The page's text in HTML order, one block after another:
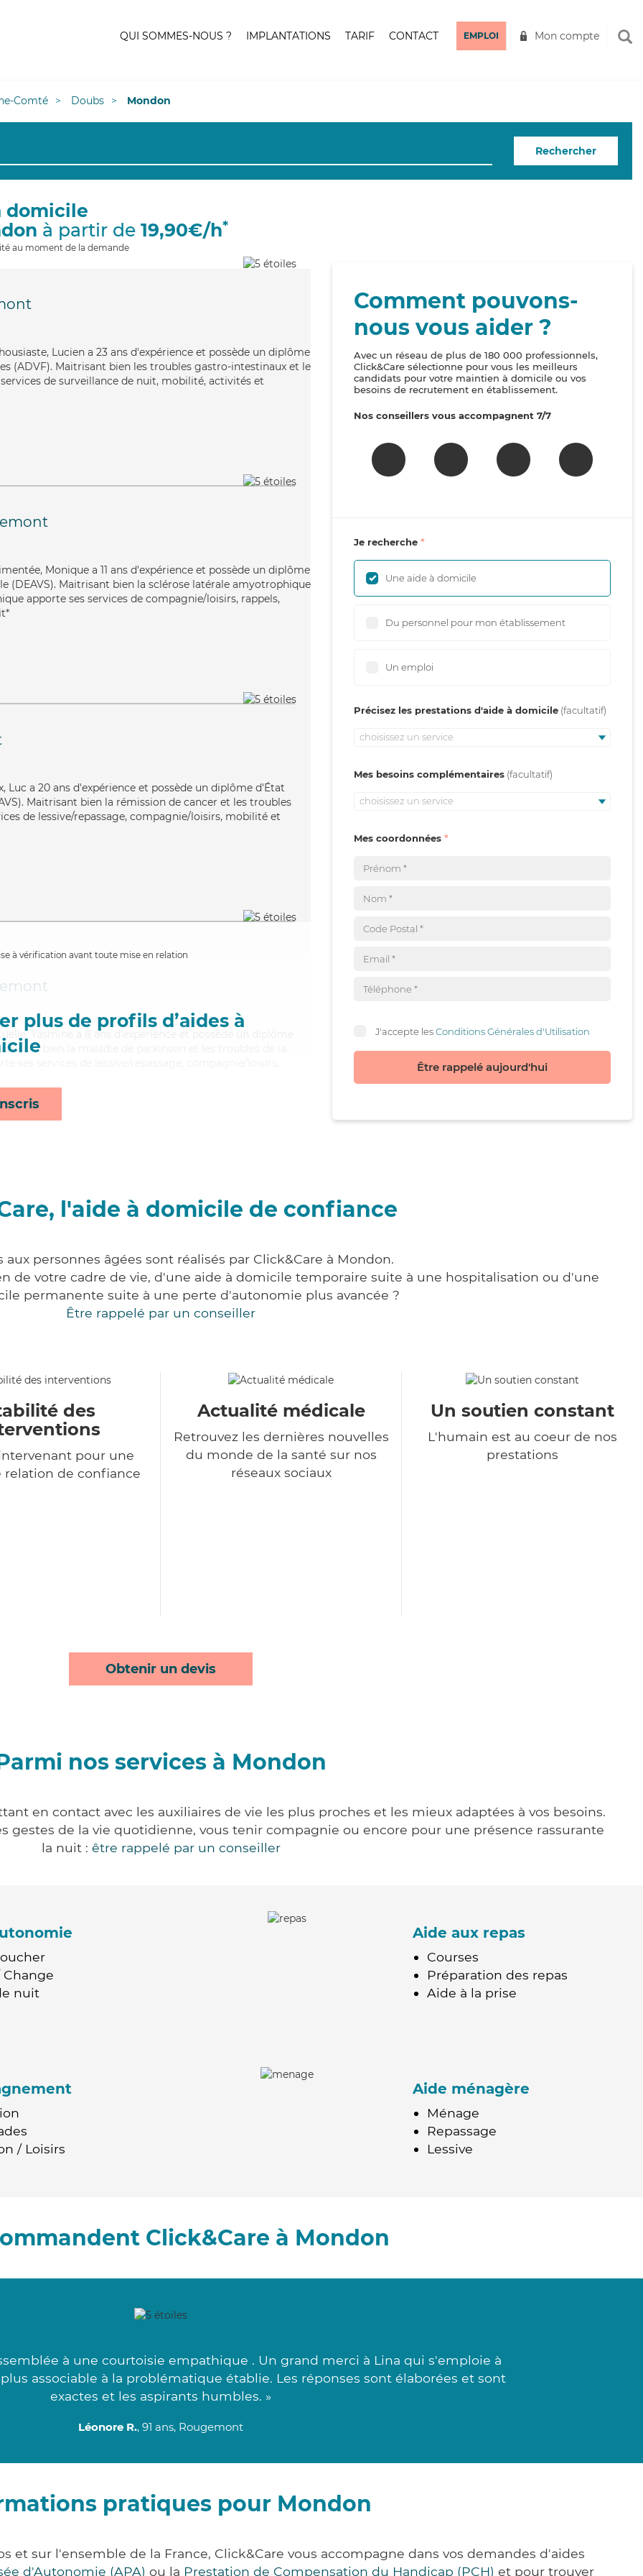
QUI SOMMES-NOUS ? IMPLANTATIONS TARIF CONTACT EMPLOI Mon compte
Comté Doubs Mondon
Rechercher
domicile
à partir de 19,90€/h*
au moment de la demande
Lucien a 23 ans d'expérience et possède un diplôme
(ADVF). Maitrisant bien les troubles gastro-intestinaux et le
de surveillance de nuit, mobilité, activités et
Monique a 11 ans d'expérience et possède un diplôme
(DEAVS). Maitrisant bien la sclérose latérale amyotrophique
apporte ses services de compagnie/loisirs, rappels,
Luc a 20 ans d'expérience et possède un diplôme d'État
Maitrisant bien la rémission de cancer et les troubles
de lessive/repassage, compagnie/loisirs, mobilité et
à vérification avant toute mise en relation
plus de profils d’aides à
Yasmine a 8 ans d'expérience et possède un diplôme
bien la maladie de parkinson et les troubles de la
Comment pouvons-
nous vous aider ?
Avec un réseau de plus de 180 000 professionnels,
Click&Care sélectionne pour vous les meilleurs
candidats pour votre maintien à domicile ou vos
besoins de recrutement en établissement.
Nos conseillers vous accompagnent 7/7
Je recherche
Une aide à domicile
Du personnel pour mon établissement
Un emploi
Précisez les prestations d'aide à domicile
choisissez un service
Mes besoins complémentaires
choisissez un service
Mes coordonnées
J'accepte lesConditions Générales d'Utilisation
Être rappelé aujourd'hui
l'aide à domicile de confiance
aux personnes âgées sont réalisés par Click&Care à Mondon.
de votre cadre de vie, d'une aide à domicile temporaire suite à une hospitalisation ou d'une
permanente suite à une perte d'autonomie plus avancée ?
Être rappelé par un conseiller
des
pour une
relation de confiance
Actualité médicale
Retrouvez les dernières nouvelles
du monde de la santé sur nos
réseaux sociaux
Un soutien constant
L'humain est au coeur de nos
prestations
Obtenir un devis
nos services à Mondon
en contact avec les auxiliaires de vie les plus proches et les mieux adaptées à vos besoins.
gestes de la vie quotidienne, vous tenir compagnie ou encore pour une présence rassurante
la nuit : être rappelé par un conseiller
nuit
Aide aux repas
Courses
Préparation des repas
Aide à la prise
/ Loisirs
Aide ménagère
Ménage
Repassage
Lessive
Click&Care à Mondon
à une courtoisie empathique . Un grand merci à Lina qui s'emploie à
associable à la problématique établie. Les réponses sont élaborées et sont
exactes et les aspirants humbles. »
Léonore R., 91 ans, Rougemont
pratiques pour Mondon
et sur l'ensemble de la France, Click&Care vous accompagne dans vos demandes d'aides
d'Autonomie (APA) ou la Prestation de Compensation du Handicap (PCH) et pour trouver